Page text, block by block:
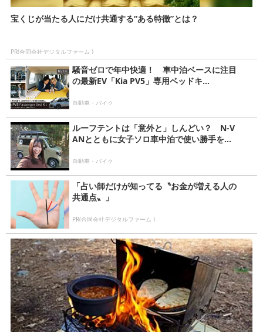
宝くじが当たる人にだけ共通する“ある特徴”とは？
PR(合同会社デジタルファーム )
騒音ゼロで年中快適！ 車中泊ベースに注目
の最新EV「Kia PV5」専用ベッドキ...
自動車・バイク
ルーフテントは「意外と」しんどい？ N-V
ANとともに女子ソロ車中泊で使い勝手を...
自動車・バイク
「占い師だけが知ってる〝お金が増える人の
共通点〟」
PR(合同会社デジタルファーム )